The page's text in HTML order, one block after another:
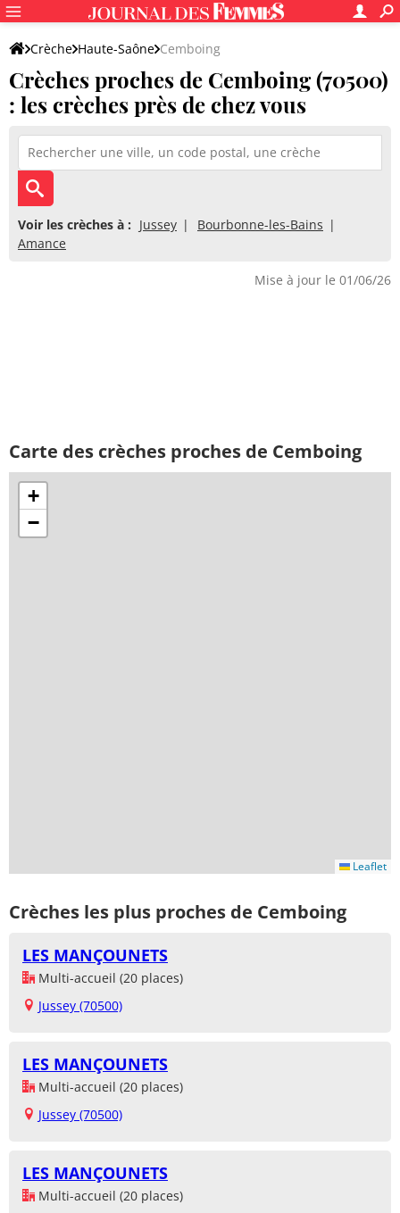
Crèche Haute-Saône Cemboing
Crèches proches de Cemboing (70500)
: les crèches près de chez vous
Voir les crèches à : Jussey
Bourbonne-les-Bains
Amance
Mise à jour le 01/06/26
Carte des crèches proches de Cemboing
+
−
Leaflet
Crèches les plus proches de Cemboing
LES MANÇOUNETS
Multi-accueil (20 places)
Jussey (70500)
LES MANÇOUNETS
Multi-accueil (20 places)
Jussey (70500)
LES MANÇOUNETS
Multi-accueil (20 places)